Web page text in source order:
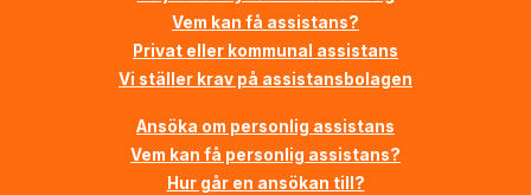
Vem kan få assistans?
Privat eller kommunal assistans
Vi ställer krav på assistansbolagen
Ansöka om personlig assistans
Vem kan få personlig assistans?
Hur går en ansökan till?